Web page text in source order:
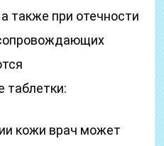
также при отечности
таблетки:
кожи врач может